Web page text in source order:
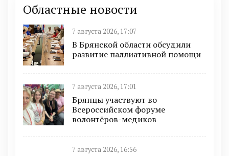
Областные новости
7 августа 2026, 17:07
В Брянской области обсудили
развитие паллиативной помощи
7 августа 2026, 17:01
Брянцы участвуют во
Всероссийском форуме
волонтёров-медиков
7 августа 2026, 16:56